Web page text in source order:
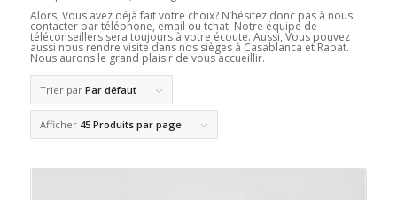
Alors, Vous avez déjà fait votre choix? N’hésitez donc pas à nous
contacter par téléphone, email ou tchat. Notre équipe de
téléconseillers sera toujours à votre écoute. Aussi, Vous pouvez
aussi nous rendre visite dans nos sièges à Casablanca et Rabat.
Nous aurons le grand plaisir de vous accueillir.
Trier par Par défaut
Afficher 45 Produits par page